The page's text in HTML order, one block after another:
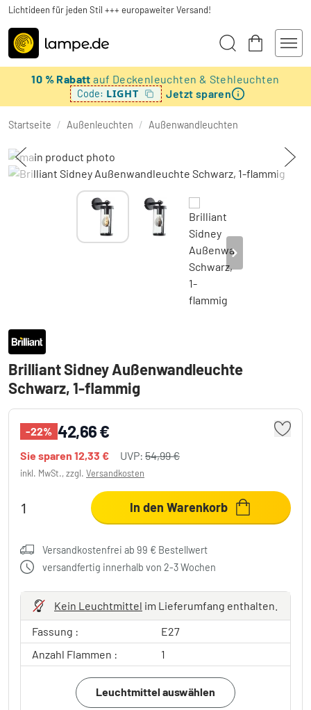
Lichtideen für jeden Stil +++ europaweiter Versand!
10 % Rabattauf Deckenleuchten & Stehleuchten
Code: LIGHT Jetzt sparen
Startseite / Außenleuchten / Außenwandleuchten
Brilliant Sidney Außenwandleuchte
Schwarz, 1-flammig
-22% 42,66 €
Sie sparen 12,33 € UVP: 54,99 €
inkl. MwSt., zzgl. Versandkosten
In den Warenkorb
Versandkostenfrei ab 99 € Bestellwert
versandfertig innerhalb von 2-3 Wochen
Kein Leuchtmittel im Lieferumfang enthalten.
Fassung :
E27
Anzahl Flammen :
1
Leuchtmittel auswählen